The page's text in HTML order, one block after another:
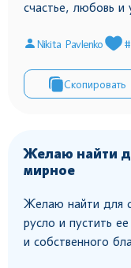
счастье, любовь
Nikita Pavlenko
Скопировать
Желаю найти
мирное
Желаю найти для
русло и пустить
и собственного